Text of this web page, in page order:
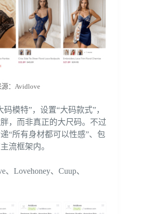
源：Avidlove
模特”，设置“大码款式”，
，而非真正的大尺码。不过
“所有身材都可以性感”、包
流框架内。
Lovehoney、Cuup、